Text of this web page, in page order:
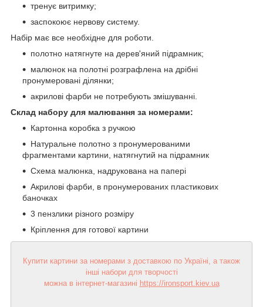
тренує витримку;
заспокоює нервову систему.
Набір має все необхідне для роботи.
полотно натягнуте на дерев'яний підрамник;
малюнок на полотні розграфлена на дрібні
пронумеровані ділянки;
акрилові фарби не потребують змішуванні.
Склад набору для малювання за номерами:
Картонна коробка з ручкою
Натуральне полотно з пронумерованими
фрагментами картини, натягнутий на підрамник
Схема малюнка, надрукована на папері
Акрилові фарби, в пронумерованих пластикових
баночках
3 пензлики різного розміру
Кріплення для готової картини
Купити картини за номерами з доставкою по Україні, а також
інші набори для творчості
можна в інтернет-магазині https://ironsport.kiev.ua